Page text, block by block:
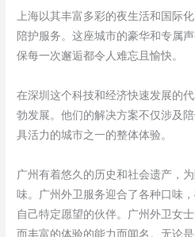
上海以其丰富多彩的夜生活和国际
陪护服务。这座城市的豪华和专属
保每一次邂逅都令人难忘且愉快。
在深圳这个科技和经济快速发展的
勃发展。他们的解决方案不仅涉及
具活力的城市之一的整体体验。
广州有着悠久的历史和社会遗产，
味。广州外卫服务迎合了各种口味
自己特定愿望的伙伴。广州外卫女
而丰富的体验的能力而闻名。无论